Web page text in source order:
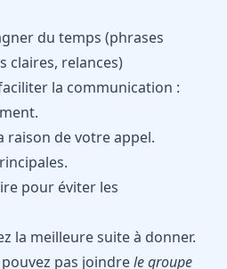
du temps (phrases
claires, relances)
la communication :
raison de votre appel.
pour éviter les
la meilleure suite à donner.
pas joindrele groupe